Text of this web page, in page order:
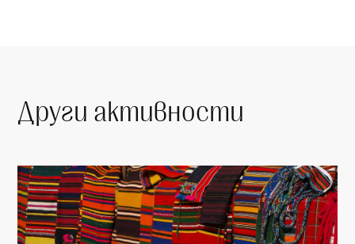
Други активности